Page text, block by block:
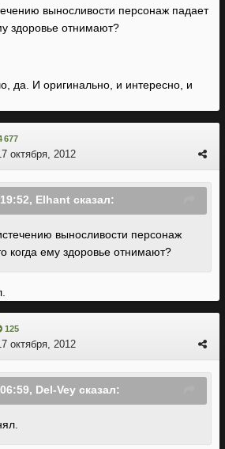
выносливости персонаж падает
здоровье отнимают?
да. И оригинально, и интересно, и
677
октября, 2012
Elhant сказал:
выносливости персонаж
когда ему здоровье отнимают?
125
октября, 2012
Del-Vey сказал: